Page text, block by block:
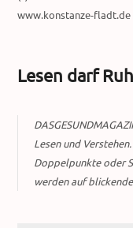
www.konstanze-fladt.de
Lesen darf
Lesen und
Doppelpunkte oder
werden auf